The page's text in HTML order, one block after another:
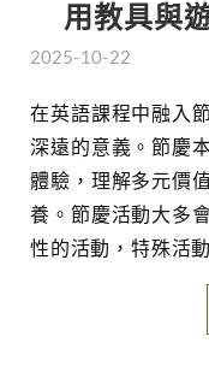
用教具與
2025-10-22
在英語課程中融入節慶教學，對於語言與文化學習具有
深遠的意義。節慶
體驗，理解多元價
養。節慶活動大多
性的活動，特殊活